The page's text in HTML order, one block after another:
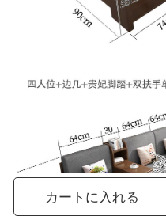
カートに入れる